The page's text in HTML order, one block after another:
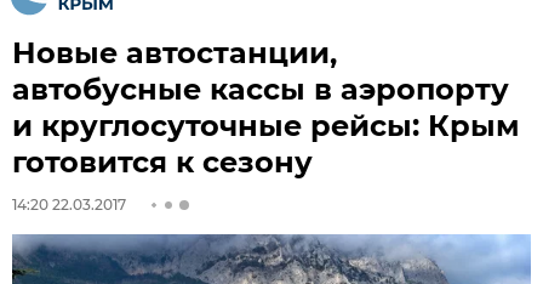
Новые автостанции,
автобусные кассы в аэропорту
и круглосуточные рейсы: Крым
готовится к сезону
14:20 22.03.2017